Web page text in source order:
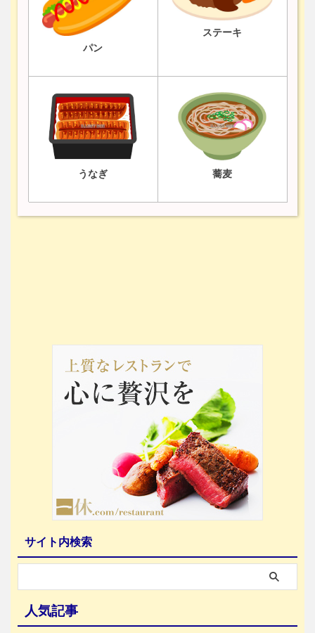
パン
ステーキ
うなぎ 蕎麦
サイト内検索
人気記事